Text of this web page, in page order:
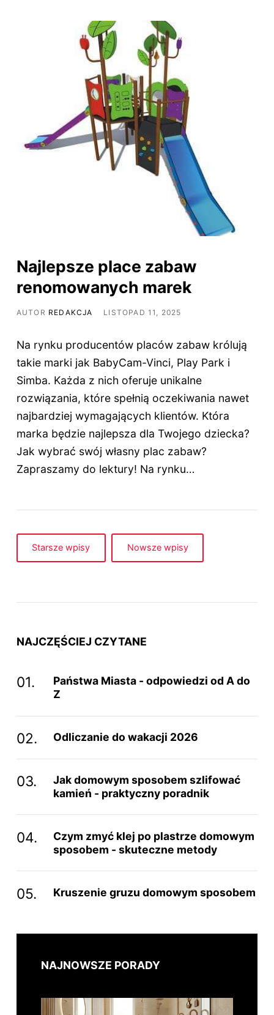
Najlepsze place zabaw
renomowanych marek
AUTOR REDAKCJA LISTOPAD 11, 2025
Na rynku producentów placów zabaw królują
takie marki jak BabyCam-Vinci, Play Park i
Simba. Każda z nich oferuje unikalne
rozwiązania, które spełnią oczekiwania nawet
najbardziej wymagających klientów. Która
marka będzie najlepsza dla Twojego dziecka?
Jak wybrać swój własny plac zabaw?
Zapraszamy do lektury! Na rynku…
Starsze wpisy Nowsze wpisy
NAJCZĘŚCIEJ CZYTANE
Państwa Miasta - odpowiedzi od A do
Z
Odliczanie do wakacji 2026
Jak domowym sposobem szlifować
kamień - praktyczny poradnik
Czym zmyć klej po plastrze domowym
sposobem - skuteczne metody
Kruszenie gruzu domowym sposobem
NAJNOWSZE PORADY